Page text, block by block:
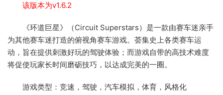
该版本为v1.6.2
《环道巨星》（Circuit Superstars）是一款由赛车迷亲手
为其他赛车迷打造的俯视角赛车游戏。荟集史上各类赛车运
动，旨在提供刺激好玩的驾驶体验；而游戏自带的高技术难度
将促使玩家长时间磨砺技巧，以达成完美的一圈。
游戏类型：竞速，驾驶，汽车模拟，体育，风格化